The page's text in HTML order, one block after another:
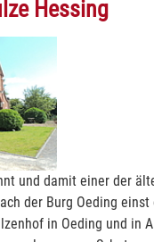
Hessing
und damit einer der
der Burg Oeding einst
in Oeding und in